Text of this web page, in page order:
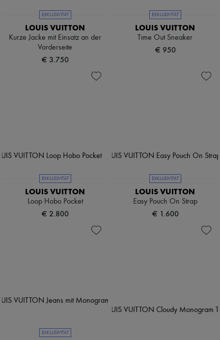
EXKLUSIVITÄT
LOUIS VUITTON
Kurze Jacke mit Einsatz an der
Vorderseite
€ 3.750
EXKLUSIVITÄT
LOUIS VUITTON
Time Out Sneaker
€ 950
EXKLUSIVITÄT
LOUIS VUITTON
Loop Hobo Pocket
€ 2.800
EXKLUSIVITÄT
LOUIS VUITTON
Easy Pouch On Strap
€ 1.600
EXKLUSIVITÄT